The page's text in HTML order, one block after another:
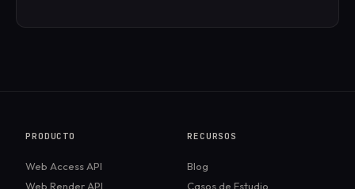
PRODUCTO
Web Access API
Web Render API
RECURSOS
Blog
Casos de Estudio